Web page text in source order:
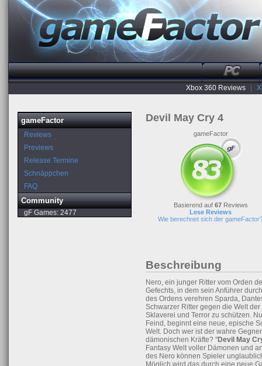
Xbox 360 Reviews
Devil May Cry 4
gameFactor
Basierend auf 67 Reviews
Lese Reviews
Wie berechnet sich der
Beschreibung
Nero, ein junger Ritter vom Orden
Gefechts, in dem sein Anführer
des Ordens verehren Sparda,
Schwarzer Ritter gegen die Welt
Sklaverei und Terror zu schützen.
Feind, beginnt eine neue, epische
Welt. Doch wer ist der wahre
dämonischen Kräfte? "Devil May
Fantasy Welt voller Dämonen und
des Nero können Spieler
Möglich wird das durch eine neue
gameFactor
Reviews
Previews
Release Termine
Schnäppchen
FAQ
Community
gF Games: 2477